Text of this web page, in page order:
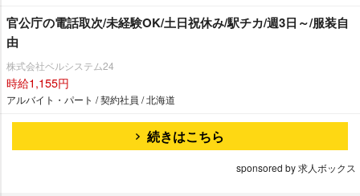
官公庁の電話取次/未経験OK/土日祝休み/駅チカ/週3日～/服装自
由
株式会社ベルシステム24
時給1,155円
アルバイト・パート / 契約社員 / 北海道
続きはこちら
sponsored by 求人ボックス